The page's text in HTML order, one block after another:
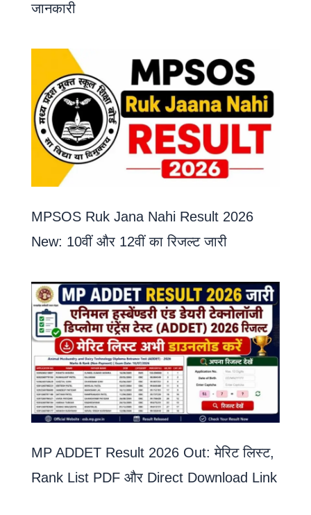
जानकारी
MPSOS Ruk Jana Nahi Result 2026
New: 10वीं और 12वीं का रिजल्ट जारी
MP ADDET Result 2026 Out: मेरिट लिस्ट,
Rank List PDF और Direct Download Link